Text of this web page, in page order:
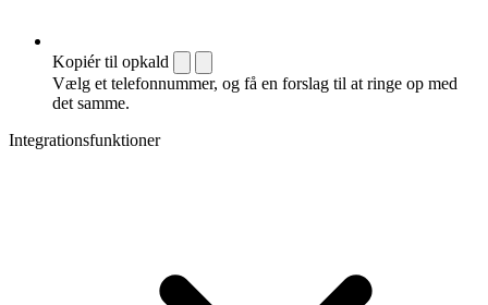
Kopiér til opkald
Vælg et telefonnummer, og få en forslag til at ringe op med
det samme.
Integrationsfunktioner